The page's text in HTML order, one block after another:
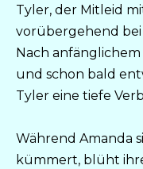
Tyler, der Mitleid
vorübergehend bei
Nach
und schon bald
Tyler eine tiefe
Während Amanda
kümmert, blüht